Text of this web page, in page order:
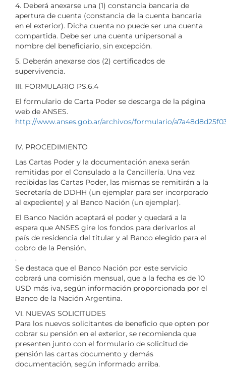
4. Deberá anexarse una (1) constancia bancaria de
apertura de cuenta (constancia de la cuenta bancaria
en el exterior). Dicha cuenta no puede ser una cuenta
compartida. Debe ser una cuenta unipersonal a
nombre del beneficiario, sin excepción.
5. Deberán anexarse dos (2) certificados de
supervivencia.
III. FORMULARIO PS.6.4
El formulario de Carta Poder se descarga de la página
web de ANSES.
http://www.anses.gob.ar/archivos/formulario/
IV. PROCEDIMIENTO
Las Cartas Poder y la documentación anexa serán
remitidas por el Consulado a la Cancillería. Una vez
recibidas las Cartas Poder, las mismas se remitirán a la
Secretaría de DDHH (un ejemplar para ser incorporado
al expediente) y al Banco Nación (un ejemplar).
El Banco Nación aceptará el poder y quedará a la
espera que ANSES gire los fondos para derivarlos al
país de residencia del titular y al Banco elegido para el
cobro de la Pensión.
.
Se destaca que el Banco Nación por este servicio
cobrará una comisión mensual, que a la fecha es de 10
USD más iva, según información proporcionada por el
Banco de la Nación Argentina.
VI. NUEVAS SOLICITUDES
Para los nuevos solicitantes de beneficio que opten por
cobrar su pensión en el exterior, se recomienda que
presenten junto con el formulario de solicitud de
pensión las cartas documento y demás
documentación, según informado arriba.